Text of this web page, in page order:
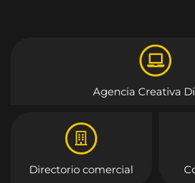
Agencia Creativa
Directorio comercial